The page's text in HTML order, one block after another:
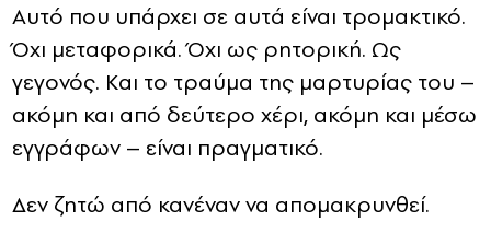
Αυτό που υπάρχει σε αυτά είναι τρομακτικό.
Όχι μεταφορικά. Όχι ως ρητορική. Ως
γεγονός. Και το τραύμα της μαρτυρίας του –
ακόμη και από δεύτερο χέρι, ακόμη και μέσω
εγγράφων – είναι πραγματικό.
Δεν ζητώ από κανέναν να απομακρυνθεί.